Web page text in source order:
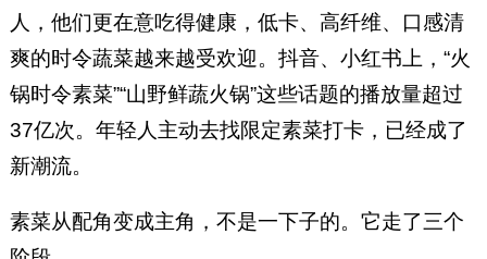
人，他们更在意吃得健康，低卡、高纤维、口感清
爽的时令蔬菜越来越受欢迎。抖音、小红书上，“火
锅时令素菜”“山野鲜蔬火锅”这些话题的播放量超过
37亿次。年轻人主动去找限定素菜打卡，已经成了
新潮流。
素菜从配角变成主角，不是一下子的。它走了三个